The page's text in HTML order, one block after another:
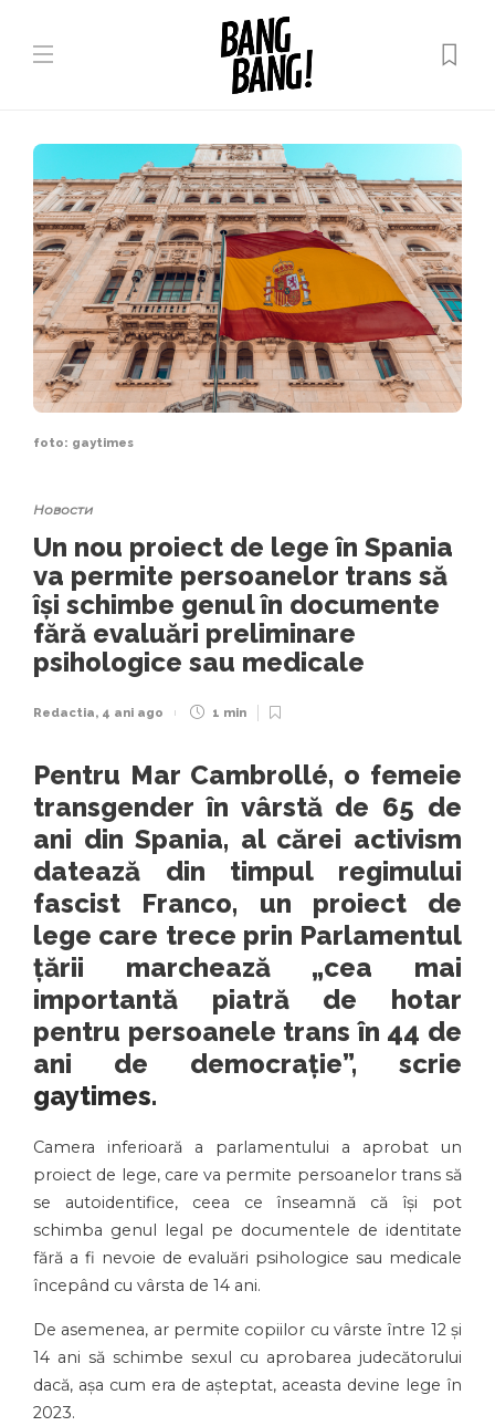
foto: gaytimes
Новости
Un nou proiect de lege în Spania
va permite persoanelor trans să
își schimbe genul în documente
fără evaluări preliminare
psihologice sau medicale
Redactia, 4 ani ago 1 min
Pentru Mar Cambrollé, o femeie
transgender în vârstă de 65 de
ani din Spania, al cărei activism
datează din timpul regimului
fascist Franco, un proiect de
lege care trece prin Parlamentul
țării marchează „cea mai
importantă piatră de hotar
pentru persoanele trans în 44 de
ani de democrație”, scrie
gaytimes.
Camera inferioară a parlamentului a aprobat un
proiect de lege, care va permite persoanelor trans să
se autoidentifice, ceea ce înseamnă că își pot
schimba genul legal pe documentele de identitate
fără a fi nevoie de evaluări psihologice sau medicale
începând cu vârsta de 14 ani.
De asemenea, ar permite copiilor cu vârste între 12 și
14 ani să schimbe sexul cu aprobarea judecătorului
dacă, așa cum era de așteptat, aceasta devine lege în
2023.